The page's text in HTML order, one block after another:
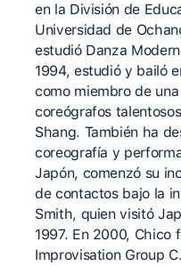
en la División de
Universidad de
estudió Danza
1994, estudió y bailó
como miembro de
coreógrafos
Shang. También ha
coreografía y
Japón, comenzó su
de contactos bajo la
Smith, quien visitó
1997. En 2000, Chico
Improvisation Group